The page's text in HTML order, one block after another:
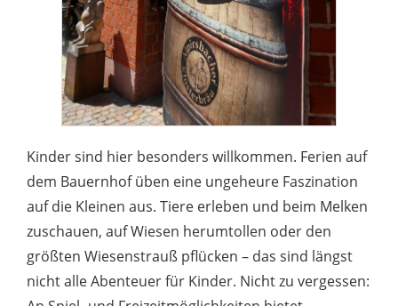
Kinder sind hier besonders willkommen. Ferien auf
dem Bauernhof üben eine ungeheure Faszination
auf die Kleinen aus. Tiere erleben und beim Melken
zuschauen, auf Wiesen herumtollen oder den
größten Wiesenstrauß pflücken – das sind längst
nicht alle Abenteuer für Kinder. Nicht zu vergessen: